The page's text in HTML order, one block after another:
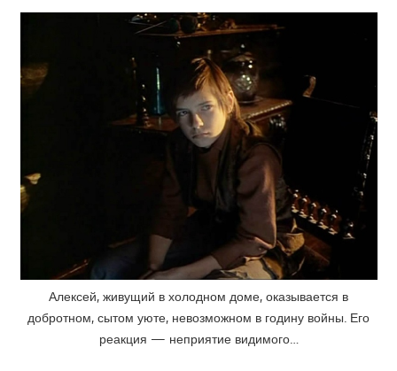
Алексей, живущий в холодном доме, оказывается в
добротном, сытом уюте, невозможном в годину войны. Его
реакция — неприятие видимого…